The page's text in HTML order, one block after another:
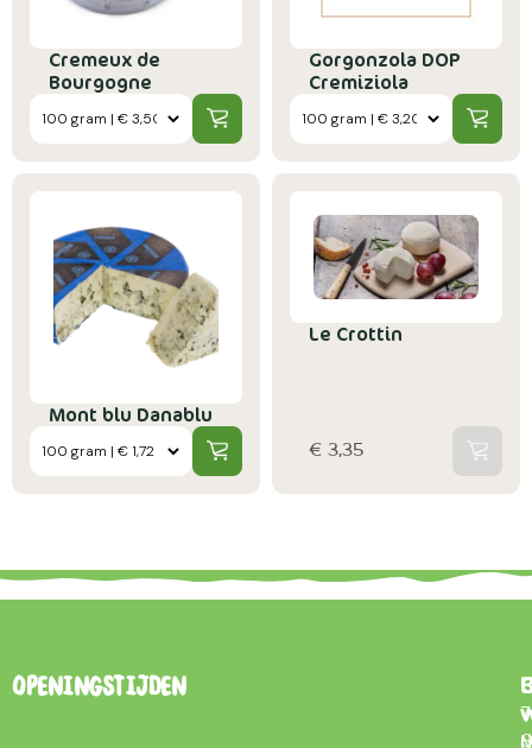
Cremeux de
Bourgogne
Gorgonzola DOP
Cremiziola
Mont blu Danablu
Le Crottin
€ 3,35
Openingstijden
7